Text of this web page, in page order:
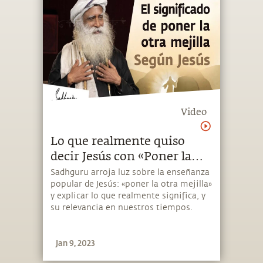
Video
Lo que realmente quiso
decir Jesús con «Poner la
otra mejilla» | Sadhguru
Español
Sadhguru arroja luz sobre la enseñanza
popular de Jesús: «poner la otra mejilla»
y explicar lo que realmente significa, y
su relevancia en nuestros tiempos.
Jan 9, 2023